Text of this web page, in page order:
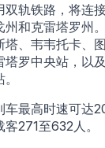
轨铁路，将连
州和克雷塔罗州
、韦韦托卡、
塔罗中央站，以
车最高时速可达
271至632人。